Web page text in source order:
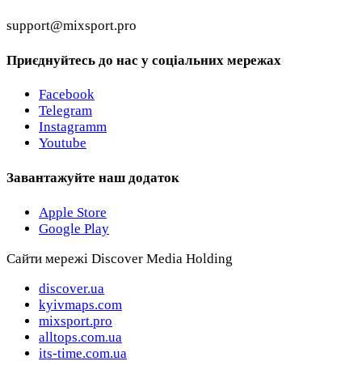
support@mixsport.pro
Приєднуйтесь до нас у соціальних мережах
Facebook
Telegram
Instagramm
Youtube
Завантажуйте наш додаток
Apple Store
Google Play
Сайти мережі Discover Media Holding
discover.ua
kyivmaps.com
mixsport.pro
alltops.com.ua
its-time.com.ua